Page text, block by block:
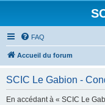
FAQ
Accueil du forum
SCIC Le Gabion -
En accédant à « SCIC Le